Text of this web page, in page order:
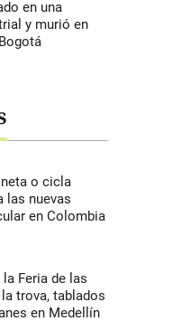
en una
y murió en
o cicla
las nuevas
en Colombia
Feria de las
trova, tablados
en Medellín